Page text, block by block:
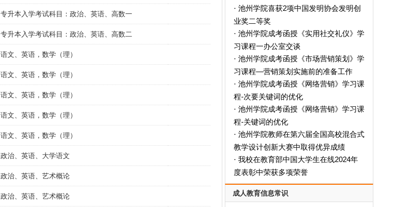
专升本入学考试科目：政治、英语、高数一
专升本入学考试科目：政治、英语、高数二
语文、英语，数学（理）
语文、英语，数学（理）
语文、英语，数学（理）
语文、英语，数学（理）
语文、英语，数学（理）
政治、英语、大学语文
政治、英语、艺术概论
政治、英语、艺术概论
· 池州学院喜获2项中国发明协会发明创
业奖二等奖
· 池州学院成考函授《实用社交礼仪》学
习课程一办公室交谈
· 池州学院成考函授《市场营销策划》学
习课程—营销策划实施前的准备工作
· 池州学院成考函授《网络营销》学习课
程-次要关键词的优化
· 池州学院成考函授《网络营销》学习课
程-关键词的优化
· 池州学院教师在第六届全国高校混合式
教学设计创新大赛中取得优异成绩
· 我校在教育部中国大学生在线2024年
度表彰中荣获多项荣誉
成人教育信息常识